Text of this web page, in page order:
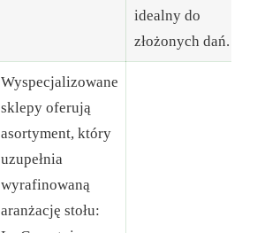
idealny do
złożonych dań.
Wyspecjalizowane
sklepy oferują
asortyment, który
uzupełnia
wyrafinowaną
aranżację stołu: